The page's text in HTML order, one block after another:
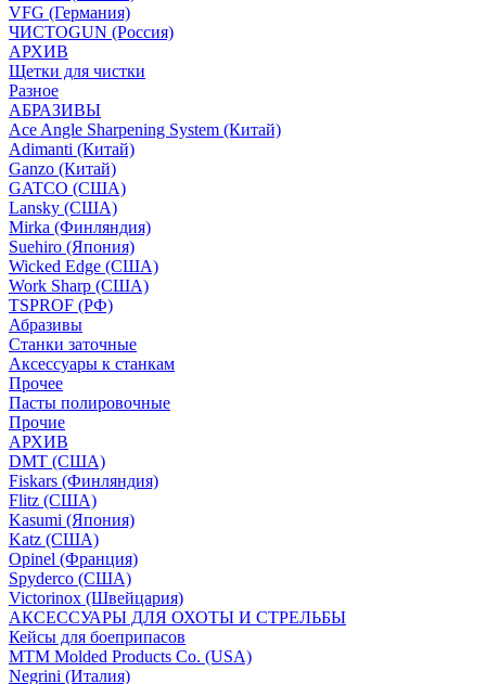
VFG (Германия)
ЧИСТОGUN (Россия)
АРХИВ
Щетки для чистки
Разное
АБРАЗИВЫ
Ace Angle Sharpening System (Китай)
Adimanti (Китай)
Ganzo (Китай)
GATCO (США)
Lansky (США)
Mirka (Финляндия)
Suehiro (Япония)
Wicked Edge (США)
Work Sharp (США)
TSPROF (РФ)
Абразивы
Станки заточные
Аксессуары к станкам
Прочее
Пасты полировочные
Прочие
АРХИВ
DMT (США)
Fiskars (Финляндия)
Flitz (США)
Kasumi (Япония)
Katz (США)
Opinel (Франция)
Spyderco (США)
Victorinox (Швейцария)
АКСЕССУАРЫ ДЛЯ ОХОТЫ И СТРЕЛЬБЫ
Кейсы для боеприпасов
MTM Molded Products Co. (USA)
Negrini (Италия)